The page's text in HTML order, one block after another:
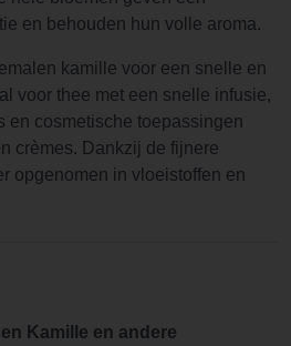
en behouden hun volle aroma.
kamille voor een snelle en
voor thee met een snelle infusie,
en cosmetische toepassingen
crèmes. Dankzij de fijnere
opgenomen in vloeistoffen en
Kamille en andere